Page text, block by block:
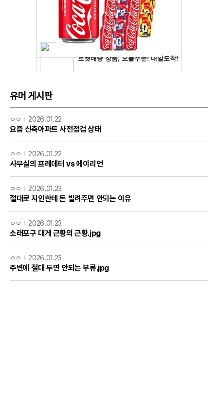
유머 게시판
ㅇㅇ 2026.01.22
요즘 신축아파트 사전점검 상태
ㅇㅇ 2026.01.22
사무실의 프레데터 vs 에이리언
ㅇㅇ 2026.01.23
절대로 지인한테 돈 빌려주면 안되는 이유
ㅇㅇ 2026.01.23
소래포구 대게 근황의 근황.jpg
ㅇㅇ 2026.01.23
주변에 절대 두면 안되는 부류.jpg